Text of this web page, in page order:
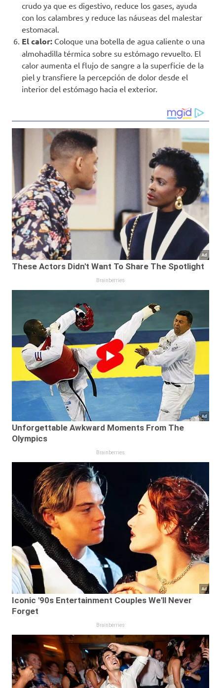
crudo ya que es digestivo, reduce los gases, ayuda
con los calambres y reduce las náuseas del malestar
estomacal.
El calor: Coloque una botella de agua caliente o una
almohadilla térmica sobre su estómago revuelto. El
calor aumenta el flujo de sangre a la superficie de la
piel y transfiere la percepción de dolor desde el
interior del estómago hacia el exterior.